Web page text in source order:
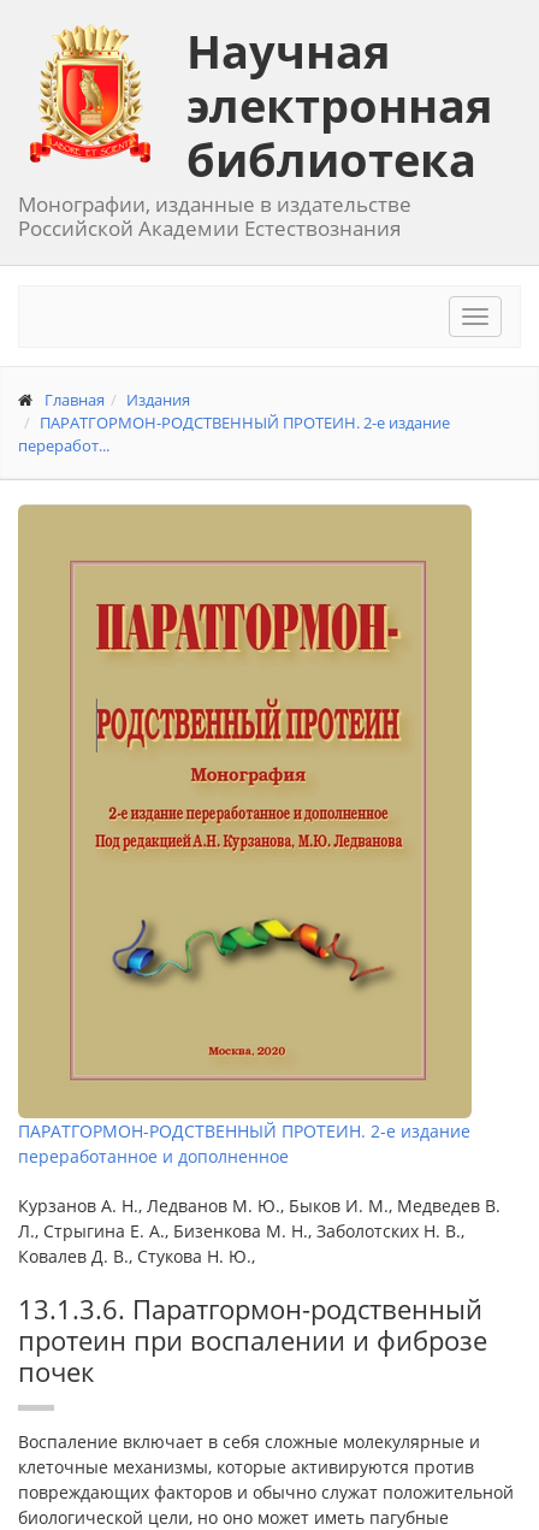
Научная
электронная
библиотека
Монографии, изданные в издательстве
Российской Академии Естествознания
Toggle
Главная
Издания
ПАРАТГОРМОН-РОДСТВЕННЫЙ ПРОТЕИН. 2-е издание
переработ...
ПАРАТГОРМОН-РОДСТВЕННЫЙ ПРОТЕИН. 2-е издание
переработанное и дополненное
Курзанов А. Н., Ледванов М. Ю., Быков И. М., Медведев В.
Л., Стрыгина Е. А., Бизенкова М. Н., Заболотских Н. В.,
Ковалев Д. В., Стукова Н. Ю.,
13.1.3.6. Паратгормон-родственный
протеин при воспалении и фиброзе
почек
Воспаление включает в себя сложные молекулярные и
клеточные механизмы, которые активируются против
повреждающих факторов и обычно служат положительной
биологической цели, но оно может иметь пагубные